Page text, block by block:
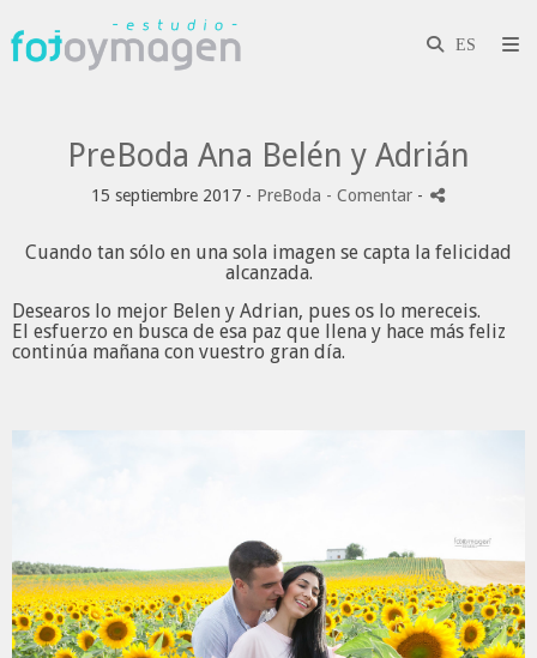
PreBoda Ana Belén y Adrián
15 septiembre 2017 - PreBoda - Comentar -
Cuando tan sólo en una sola imagen se capta la felicidad
alcanzada.
Desearos lo mejor Belen y Adrian, pues os lo mereceis.
El esfuerzo en busca de esa paz que llena y hace más feliz
continúa mañana con vuestro gran día.